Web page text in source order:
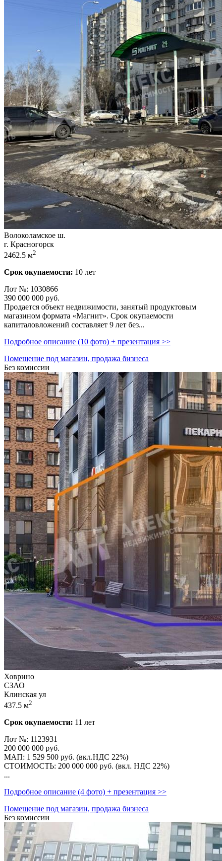
Волоколамское ш.
г. Красногорск
2462.5 м2
Срок окупаемости: 10 лет
Лот №: 1030866
390 000 000 руб.
Продается объект недвижимости,­ занятый продуктовым
магазином формата «Магнит». Срок окупаемости
капиталовложений составляет 9 лет без...
Подробное описание (10 фото) + презентация >>
Помещение под магазин, продажа бизнеса
Без комиссии
Ховрино
СЗАО
Клинская ул
437.5 м2
Срок окупаемости: 11 лет
Лот №: 1123931
200 000 000 руб.
МАП: 1 529 500 руб. (вкл.НДС 22%)
СТОИМОСТЬ: 200 000 000 руб. (вкл. НДС 22%)
...
Подробное описание (4 фото) + презентация >>
Помещение под магазин, продажа бизнеса
Без комиссии